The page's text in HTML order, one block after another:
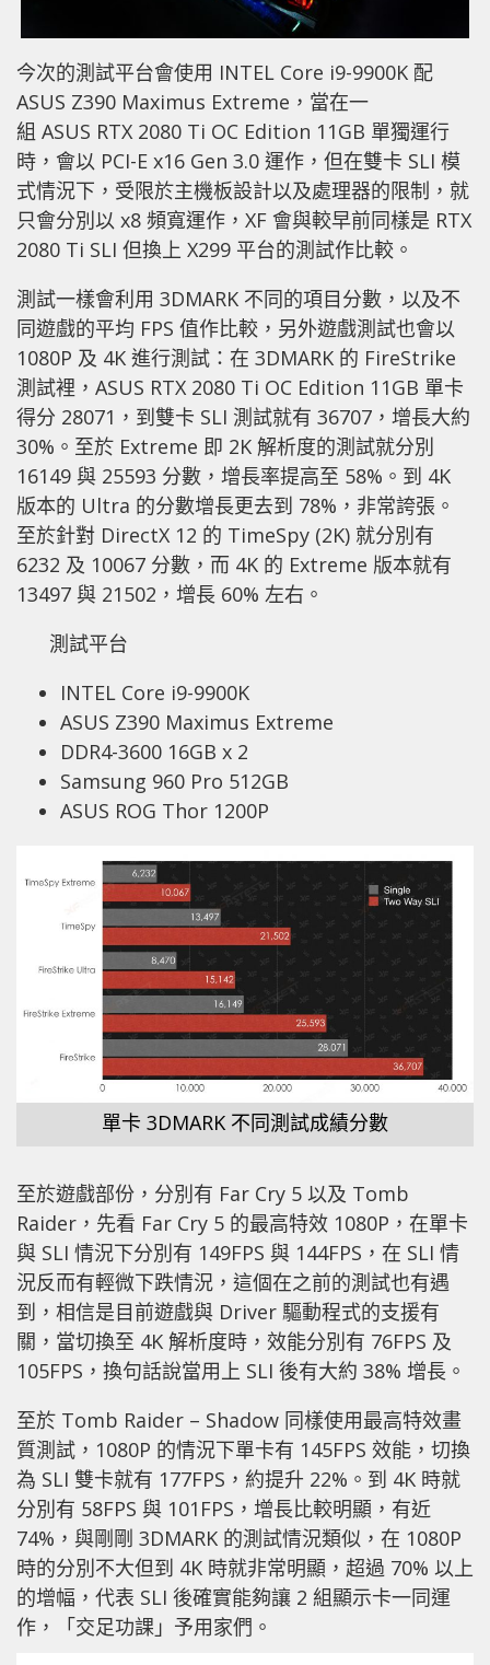
今次的測試平台會使用 INTEL Core i9-9900K 配
ASUS Z390 Maximus Extreme，當在一
組 ASUS RTX 2080 Ti OC Edition 11GB 單獨運行
時，會以 PCI-E x16 Gen 3.0 運作，但在雙卡 SLI 模
式情況下，受限於主機板設計以及處理器的限制，就
只會分別以 x8 頻寬運作，XF 會與較早前同樣是 RTX
2080 Ti SLI 但換上 X299 平台的測試作比較。
測試一樣會利用 3DMARK 不同的項目分數，以及不
同遊戲的平均 FPS 值作比較，另外遊戲測試也會以
1080P 及 4K 進行測試：在 3DMARK 的 FireStrike
測試裡，ASUS RTX 2080 Ti OC Edition 11GB 單卡
得分 28071，到雙卡 SLI 測試就有 36707，增長大約
30%。至於 Extreme 即 2K 解析度的測試就分別
16149 與 25593 分數，增長率提高至 58%。到 4K
版本的 Ultra 的分數增長更去到 78%，非常誇張。
至於針對 DirectX 12 的 TimeSpy (2K) 就分別有
6232 及 10067 分數，而 4K 的 Extreme 版本就有
13497 與 21502，增長 60% 左右。
測試平台
INTEL Core i9-9900K
ASUS Z390 Maximus Extreme
DDR4-3600 16GB x 2
Samsung 960 Pro 512GB
ASUS ROG Thor 1200P
單卡 3DMARK 不同測試成績分數
至於遊戲部份，分別有 Far Cry 5 以及 Tomb
Raider，先看 Far Cry 5 的最高特效 1080P，在單卡
與 SLI 情況下分別有 149FPS 與 144FPS，在 SLI 情
況反而有輕微下跌情況，這個在之前的測試也有遇
到，相信是目前遊戲與 Driver 驅動程式的支援有
關，當切換至 4K 解析度時，效能分別有 76FPS 及
105FPS，換句話說當用上 SLI 後有大約 38% 增長。
至於 Tomb Raider – Shadow 同樣使用最高特效畫
質測試，1080P 的情況下單卡有 145FPS 效能，切換
為 SLI 雙卡就有 177FPS，約提升 22%。到 4K 時就
分別有 58FPS 與 101FPS，增長比較明顯，有近
74%，與剛剛 3DMARK 的測試情況類似，在 1080P
時的分別不大但到 4K 時就非常明顯，超過 70% 以上
的增幅，代表 SLI 後確實能夠讓 2 組顯示卡一同運
作，「交足功課」予用家們。